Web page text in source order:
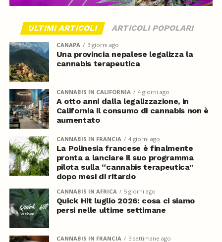
ULTIMI ARTICOLI ARTICOLI POPOLARI
CANAPA 3 giorni ago
Una provincia nepalese legalizza la
cannabis terapeutica
CANNABIS IN CALIFORNIA 4 giorni ago
A otto anni dalla legalizzazione, in
California il consumo di cannabis non è
aumentato
CANNABIS IN FRANCIA 4 giorni ago
La Polinesia francese è finalmente
pronta a lanciare il suo programma
pilota sulla “cannabis terapeutica”
dopo mesi di ritardo
CANNABIS IN AFRICA 5 giorni ago
Quick Hit luglio 2026: cosa ci siamo
persi nelle ultime settimane
CANNABIS IN FRANCIA 3 settimane ago